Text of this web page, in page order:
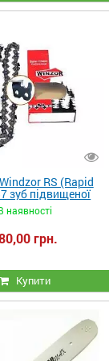
RS (Rapid
зуб підвищеної
на шину 40 см
наявності
грн.
Купити